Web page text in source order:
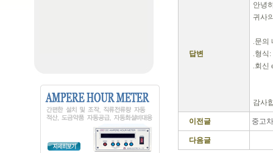
답변
안녕
귀사
.문의
.형식:
.회신
감사
이전글 중고
다음글